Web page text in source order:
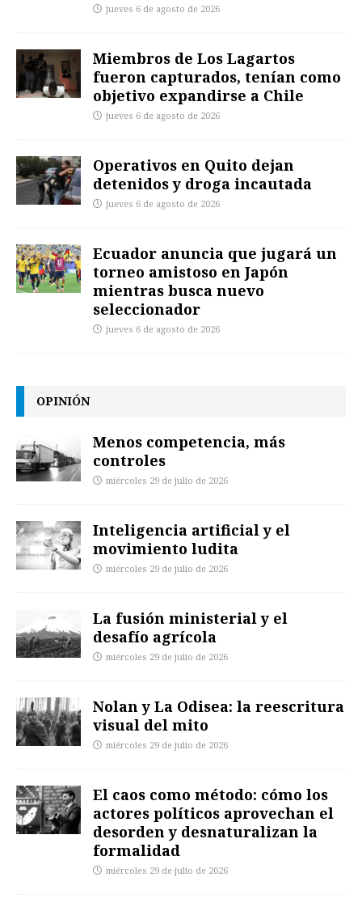
jueves 6 de agosto de 2026
Miembros de Los Lagartos
fueron capturados, tenían como
objetivo expandirse a Chile
jueves 6 de agosto de 2026
Operativos en Quito dejan
detenidos y droga incautada
jueves 6 de agosto de 2026
Ecuador anuncia que jugará un
torneo amistoso en Japón
mientras busca nuevo
seleccionador
jueves 6 de agosto de 2026
OPINIÓN
Menos competencia, más
controles
miércoles 29 de julio de 2026
Inteligencia artificial y el
movimiento ludita
miércoles 29 de julio de 2026
La fusión ministerial y el
desafío agrícola
miércoles 29 de julio de 2026
Nolan y La Odisea: la reescritura
visual del mito
miércoles 29 de julio de 2026
El caos como método: cómo los
actores políticos aprovechan el
desorden y desnaturalizan la
formalidad
miércoles 29 de julio de 2026